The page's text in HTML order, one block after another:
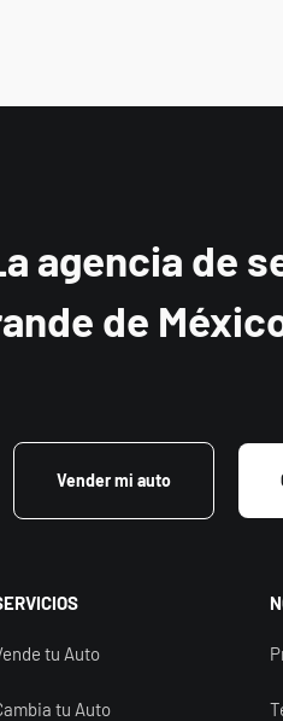
agencia de
de
Vender mi auto
tu Auto
tu Auto